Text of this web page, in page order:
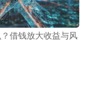
借钱放大收益与风